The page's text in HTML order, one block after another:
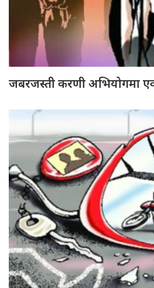
जबरजस्ती करणी अभियोगमा एक